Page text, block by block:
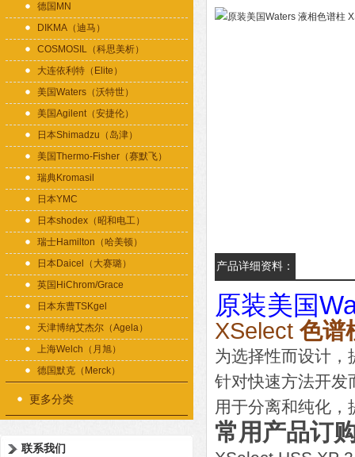
德国MN
DIKMA（迪马）
COSMOSIL（科思美析）
大连依利特（Elite）
美国Waters（沃特世）
美国Agilent（安捷伦）
日本Shimadzu（岛津）
美国Thermo-Fisher（赛默飞）
瑞典Kromasil
日本YMC
日本shodex（昭和电工）
瑞士Hamilton（哈美顿）
日本Daicel（大赛璐）
英国HiChrom/Grace
日本东曹TSKgel
天津博纳艾杰尔（Agela）
上海Welch（月旭）
德国默克（Merck）
更多分类
联系我们
产品详细资料：
原装美国
XSelect 色谱
为选择性而设计，
针对快速方法开发
用于分离和纯化
常用产品订